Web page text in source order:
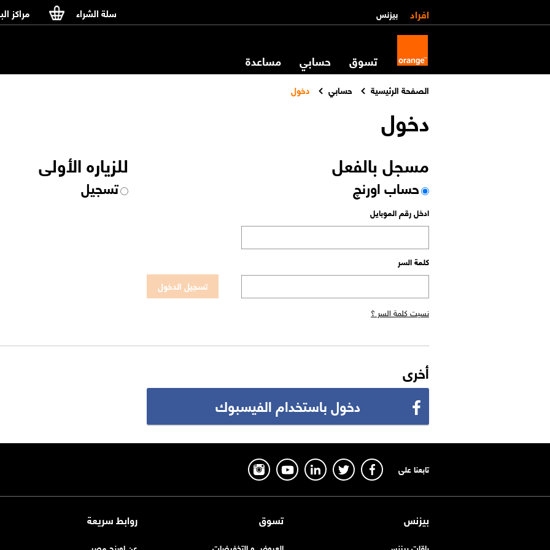
افراد بيزنس سلة الشراء مراكز
تسوق حسابي مساعدة
الصفحة الرئيسية حسابي دخول
دخول
مسجل بالفعل
حساب اورنچ
ادخل رقم الموبايل
كلمة السر
نسيت كلمة السر ؟
للزياره الأولى
تسجيل
أخرى
دخول باستخدام الفيسبوك
تابعنا على
بيزنس تسوق روابط سريعة